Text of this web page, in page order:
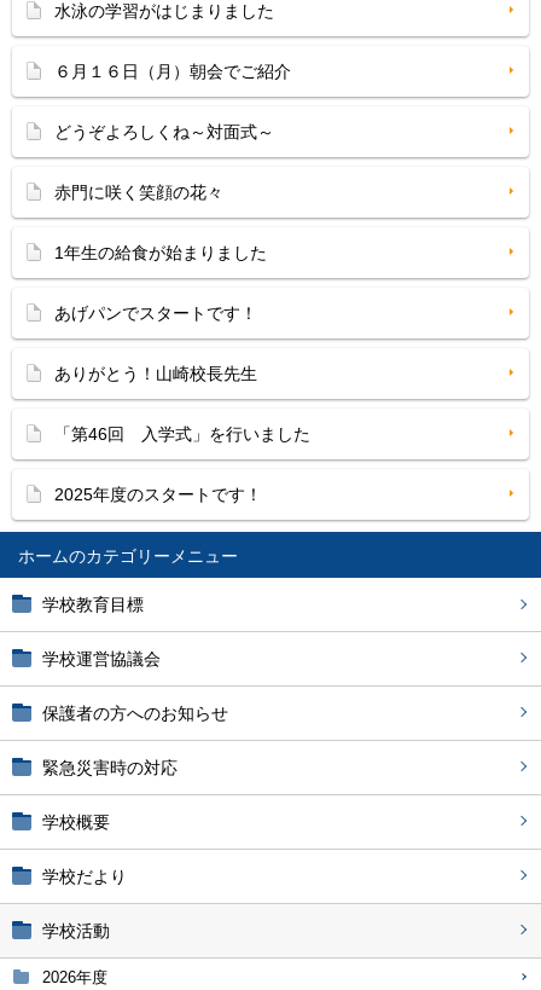
ホーム
学校教育目標
学校運営協議会
保護者の方へのお知らせ
緊急災害時の対応
学校概要
学校だより
学校活動
2026年度
水泳の学習がはじまりました
６月１６日（月）朝会でご紹介
どうぞよろしくね～対面式～
赤門に咲く笑顔の花々
1年生の給食が始まりました
あげパンでスタートです！
ありがとう！山崎校長先生
「第46回 入学式」を行いました
2025年度のスタートです！